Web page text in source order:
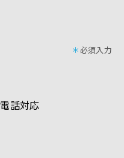
＊必須⼊⼒
電話対応